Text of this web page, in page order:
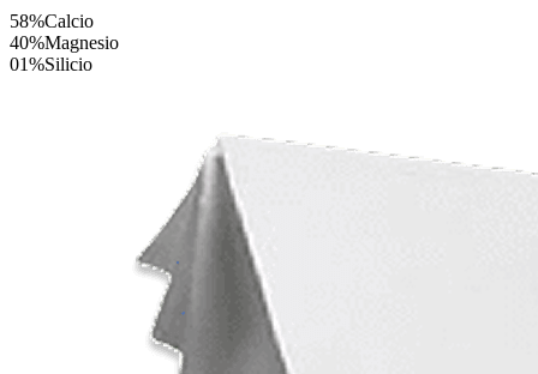
58%Calcio
40%Magnesio
01%Silicio